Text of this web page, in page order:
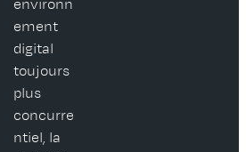
environn
ement
digital
toujours
plus
concurre
ntiel, la